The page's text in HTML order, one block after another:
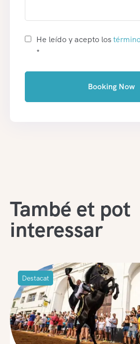
He leído y acepto los
*
Booking Now
També et pot
interessar
Destacat